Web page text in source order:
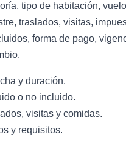
tipo de habitación,
traslados, visitas,
forma de pago,
y duración.
o no incluido.
visitas y comidas.
y requisitos.